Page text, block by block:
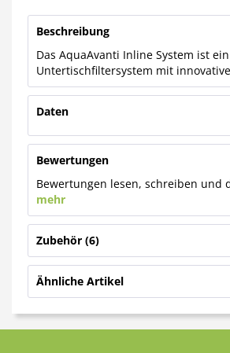
Beschreibung
Das AquaAvanti Inline System ist ein
Untertischfiltersystem mit
Daten
Bewertungen
Bewertungen lesen, schreiben und
mehr
Zubehör 6
Ähnliche Artikel